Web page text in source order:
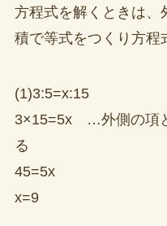
方程式を解くときは、
積で等式をつくり方程
(1)3:5=x:15
3×15=5x …外側の項
る
45=5x
x=9